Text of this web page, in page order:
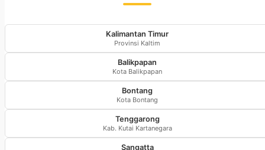
Kalimantan Timur
Provinsi Kaltim
Balikpapan
Kota Balikpapan
Bontang
Kota Bontang
Tenggarong
Kab. Kutai Kartanegara
Sangatta